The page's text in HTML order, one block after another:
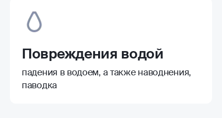
Повреждения водой
падения в водоем, а также наводнения,
паводка